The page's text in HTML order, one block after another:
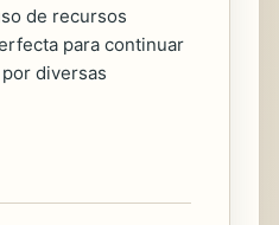
de recursos
para continuar
diversas